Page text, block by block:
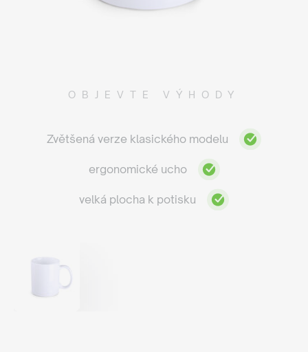
OBJEVTE VÝHODY
Zvětšená verze klasického modelu
ergonomické ucho
velká plocha k potisku